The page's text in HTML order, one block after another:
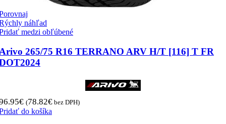
náhľad
medzi obľúbené
265/75 R16 TERRANO ARV H/T [116] T FR
€ (78.82€ bez DPH)
do košíka